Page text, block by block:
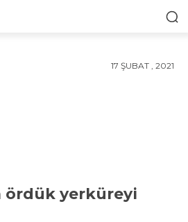
17 ŞUBAT , 2021
ördük yerküreyi